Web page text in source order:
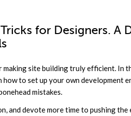
for Designers. A
site building truly efficient. In
to set up your own development
mistakes.
and devote more time to pushing